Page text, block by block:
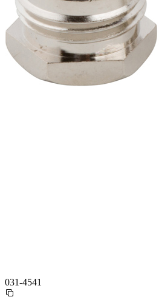
031-4541